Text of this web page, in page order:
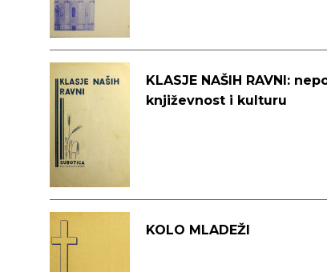
KLASJE NAŠIH RAVNI:
književnost i kulturu
KOLO MLADEŽI